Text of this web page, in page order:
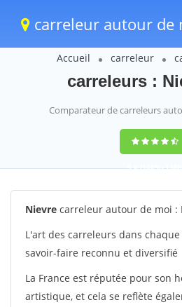
carreleur autour de
Accueil carreleur
carreleurs :
Comparateur de carreleurs
9,6(100%)1388
votes
Nievre carreleur autour de moi :
L'art des carreleurs dans
savoir-faire reconnu et diversifié
La France est réputée pour son
artistique, et cela se reflète